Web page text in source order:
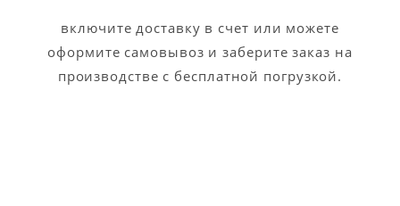
включите доставку в счет или можете
оформите самовывоз и заберите заказ на
производстве с бесплатной погрузкой.